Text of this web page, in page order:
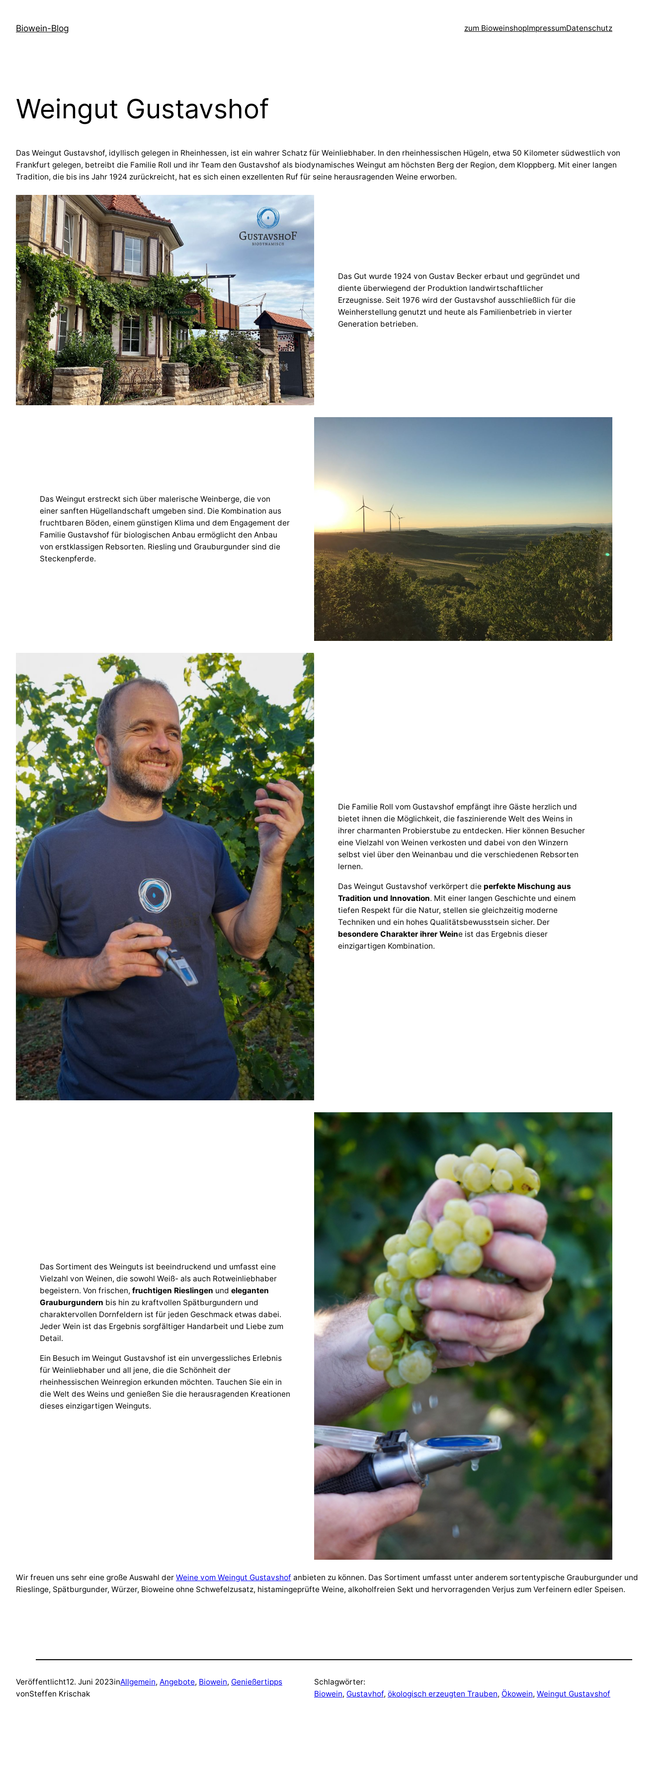
springenBiowein-Blog zum BioweinshopImpressumDatenschutz
Weingut Gustavshof
Das Weingut Gustavshof, idyllisch gelegen in Rheinhessen, ist ein wahrer Schatz für Weinliebhaber. In den rheinhessischen Hügeln, etwa 50 Kilometer südwestlich von
Frankfurt gelegen, betreibt die Familie Roll und ihr Team den Gustavshof als biodynamisches Weingut am höchsten Berg der Region, dem Kloppberg. Mit einer langen
Tradition, die bis ins Jahr 1924 zurückreicht, hat es sich einen exzellenten Ruf für seine herausragenden Weine erworben.
Das Gut wurde 1924 von Gustav Becker erbaut und gegründet und
diente überwiegend der Produktion landwirtschaftlicher
Erzeugnisse. Seit 1976 wird der Gustavshof ausschließlich für die
Weinherstellung genutzt und heute als Familienbetrieb in vierter
Generation betrieben.
Das Weingut erstreckt sich über malerische Weinberge, die von
einer sanften Hügellandschaft umgeben sind. Die Kombination aus
fruchtbaren Böden, einem günstigen Klima und dem Engagement der
Familie Gustavshof für biologischen Anbau ermöglicht den Anbau
von erstklassigen Rebsorten. Riesling und Grauburgunder sind die
Steckenpferde.
Die Familie Roll vom Gustavshof empfängt ihre Gäste herzlich und
bietet ihnen die Möglichkeit, die faszinierende Welt des Weins in
ihrer charmanten Probierstube zu entdecken. Hier können Besucher
eine Vielzahl von Weinen verkosten und dabei von den Winzern
selbst viel über den Weinanbau und die verschiedenen Rebsorten
lernen.
Das Weingut Gustavshof verkörpert die perfekte Mischung aus
Tradition und Innovation. Mit einer langen Geschichte und einem
tiefen Respekt für die Natur, stellen sie gleichzeitig moderne
Techniken und ein hohes Qualitätsbewusstsein sicher. Der
besondere Charakter ihrer Weine ist das Ergebnis dieser
einzigartigen Kombination.
Das Sortiment des Weinguts ist beeindruckend und umfasst eine
Vielzahl von Weinen, die sowohl Weiß- als auch Rotweinliebhaber
begeistern. Von frischen, fruchtigen Rieslingen und eleganten
Grauburgundern bis hin zu kraftvollen Spätburgundern und
charaktervollen Dornfeldern ist für jeden Geschmack etwas dabei.
Jeder Wein ist das Ergebnis sorgfältiger Handarbeit und Liebe zum
Detail.
Ein Besuch im Weingut Gustavshof ist ein unvergessliches Erlebnis
für Weinliebhaber und all jene, die die Schönheit der
rheinhessischen Weinregion erkunden möchten. Tauchen Sie ein in
die Welt des Weins und genießen Sie die herausragenden Kreationen
dieses einzigartigen Weinguts.
Wir freuen uns sehr eine große Auswahl der Weine vom Weingut Gustavshof anbieten zu können. Das Sortiment umfasst unter anderem sortentypische Grauburgunder und
Rieslinge, Spätburgunder, Würzer, Bioweine ohne Schwefelzusatz, histamingeprüfte Weine, alkoholfreien Sekt und hervorragenden Verjus zum Verfeinern edler Speisen.
Veröffentlicht12. Juni 2023inAllgemein, Angebote, Biowein, Genießertipps
vonSteffen Krischak
Schlagwörter:
Biowein, Gustavhof, ökologisch erzeugten Trauben, Ökowein, Weingut Gustavshof